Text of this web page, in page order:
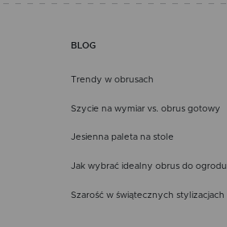
BLOG
Trendy w obrusach
Szycie na wymiar vs. obrus gotowy
Jesienna paleta na stole
Jak wybrać idealny obrus do ogrodu
Szarość w świątecznych stylizacjach